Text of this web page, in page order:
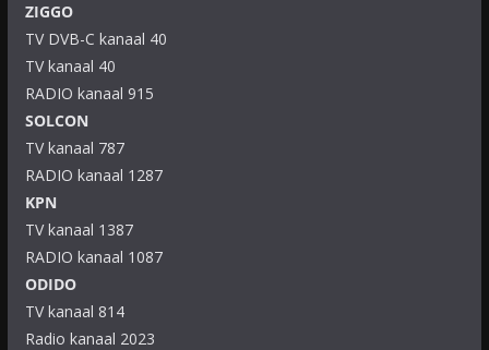
ZIGGO
TV DVB-C kanaal 40
TV kanaal 40
RADIO kanaal 915
SOLCON
TV kanaal 787
RADIO kanaal 1287
KPN
TV kanaal 1387
RADIO kanaal 1087
ODIDO
TV kanaal 814
Radio kanaal 2023